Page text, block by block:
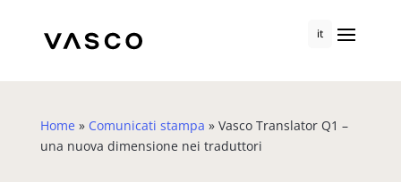
it
Home » Comunicati stampa » Vasco Translator Q1 –
una nuova dimensione nei traduttori